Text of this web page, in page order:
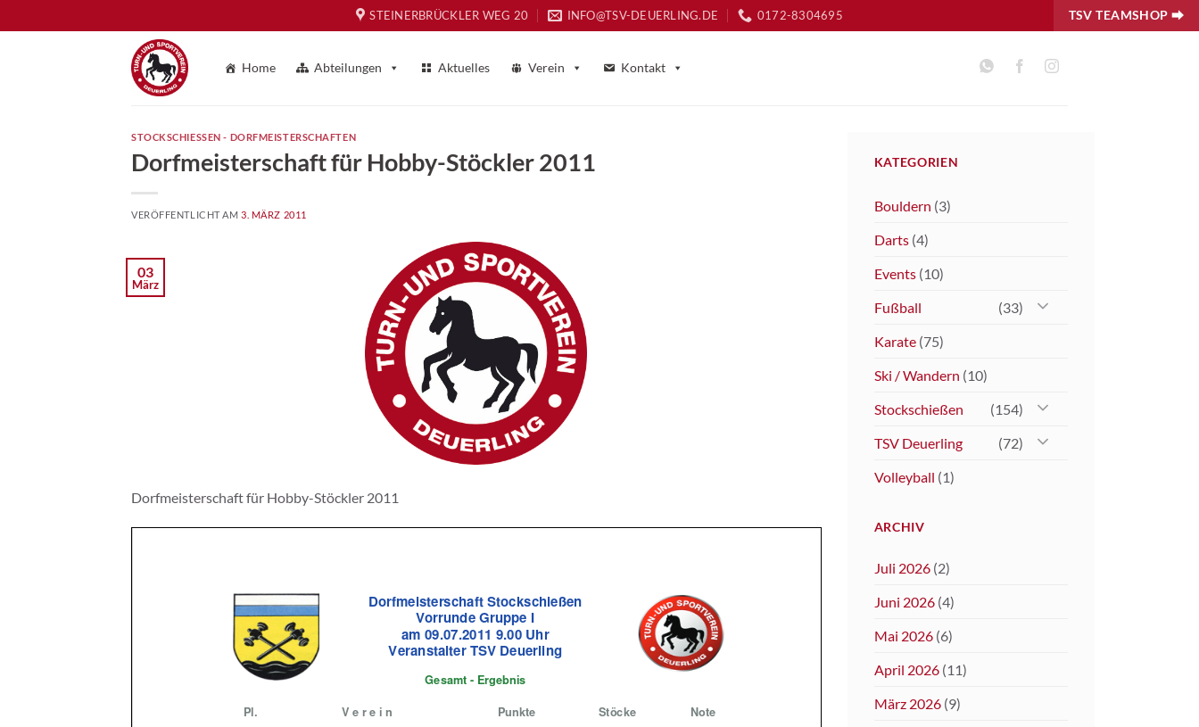
Inhalt
STEINERBRÜCKLER WEG 20 INFO@TSV-DEUERLING.DE 0172-8304695 TSV TEAMSHOP ⮕
Home Abteilungen Aktuelles Verein Kontakt
STOCKSCHIESSEN - DORFMEISTERSCHAFTEN
Dorfmeisterschaft für Hobby-Stöckler 2011
VERÖFFENTLICHT AM3. MÄRZ 2011
03
März
Dorfmeisterschaft für Hobby-Stöckler 2011
KATEGORIEN
Bouldern (3)
Darts(4)
Events(10)
Fußball
(33)
Karate(75)
Ski / Wandern (10)
Stockschießen
(154)
TSV Deuerling
(72)
Volleyball (1)
ARCHIV
Juli 2026(2)
Juni 2026(4)
Mai 2026(6)
April 2026(11)
März 2026(9)